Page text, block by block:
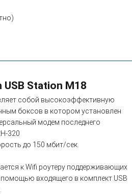
USB Station M18
собой высокоэффективную
боксов в котором установлен
модем последнего
320
до 150 мбит/сек.
к Wifi роутеру поддерживающих
входящего в комплект USB